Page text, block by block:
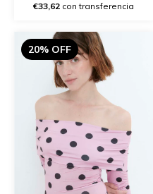
€33,62 con transferencia
20% OFF